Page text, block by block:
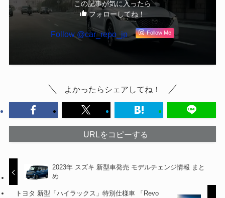
この記事が気に入ったら
フォローしてね！
Follow @car_repo_jp Follow Me
よかったらシェアしてね！
URLをコピーする
2023年 スズキ 新型車発売 モデルチェンジ情報 まと
め
トヨタ 新型「ハイラックス」特別仕様車 「Revo